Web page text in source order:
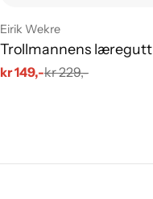
Leverandør:
Eirik Wekre
Trollmannens læregutt
Salgs
kr 149,-
Vanlig kr 229,-